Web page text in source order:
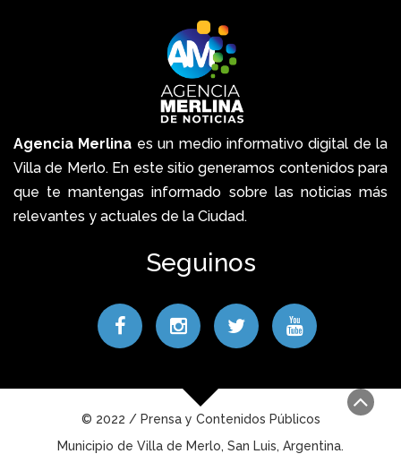
Agencia Merlina es un medio informativo digital de la
Villa de Merlo. En este sitio generamos contenidos para
que te mantengas informado sobre las noticias más
relevantes y actuales de la Ciudad.
Seguinos
© 2022 / Prensa y Contenidos Públicos
Municipio de Villa de Merlo, San Luis, Argentina.